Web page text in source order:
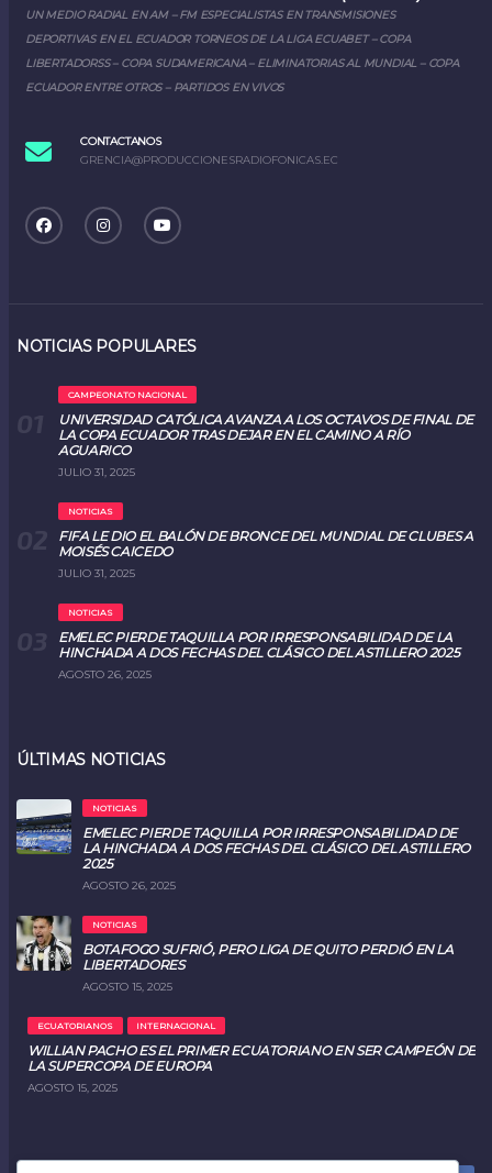
UN MEDIO RADIAL EN AM – FM ESPECIALISTAS EN TRANSMISIONES
DEPORTIVAS EN EL ECUADOR TORNEOS DE LA LIGA ECUABET – COPA
LIBERTADORSS – COPA SUDAMERICANA – ELIMINATORIAS AL MUNDIAL – COPA
ECUADOR ENTRE OTROS – PARTIDOS EN VIVOS
CONTACTANOS
GRENCIA@PRODUCCIONESRADIOFONICAS.EC
NOTICIAS POPULARES
CAMPEONATO NACIONAL
UNIVERSIDAD CATÓLICA AVANZA A LOS OCTAVOS DE FINAL DE
LA COPA ECUADOR TRAS DEJAR EN EL CAMINO A RÍO
AGUARICO
JULIO 31, 2025
NOTICIAS
FIFA LE DIO EL BALÓN DE BRONCE DEL MUNDIAL DE CLUBES A
MOISÉS CAICEDO
JULIO 31, 2025
NOTICIAS
EMELEC PIERDE TAQUILLA POR IRRESPONSABILIDAD DE LA
HINCHADA A DOS FECHAS DEL CLÁSICO DEL ASTILLERO 2025
AGOSTO 26, 2025
ÚLTIMAS NOTICIAS
NOTICIAS
EMELEC PIERDE TAQUILLA POR IRRESPONSABILIDAD DE
LA HINCHADA A DOS FECHAS DEL CLÁSICO DEL ASTILLERO
2025
AGOSTO 26, 2025
NOTICIAS
BOTAFOGO SUFRIÓ, PERO LIGA DE QUITO PERDIÓ EN LA
LIBERTADORES
AGOSTO 15, 2025
ECUATORIANOS INTERNACIONAL
WILLIAN PACHO ES EL PRIMER ECUATORIANO EN SER CAMPEÓN DE
LA SUPERCOPA DE EUROPA
AGOSTO 15, 2025